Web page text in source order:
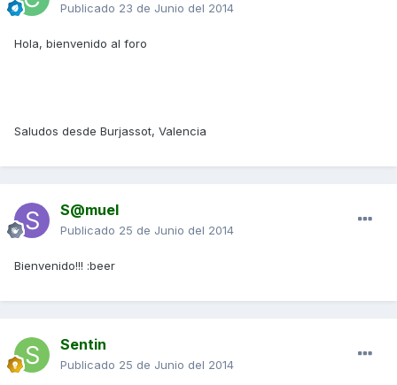
Publicado 23 de Junio del 2014
Hola, bienvenido al foro
Saludos desde Burjassot, Valencia
S@muel
Publicado 25 de Junio del 2014
Bienvenido!!! :beer
Sentin
Publicado 25 de Junio del 2014